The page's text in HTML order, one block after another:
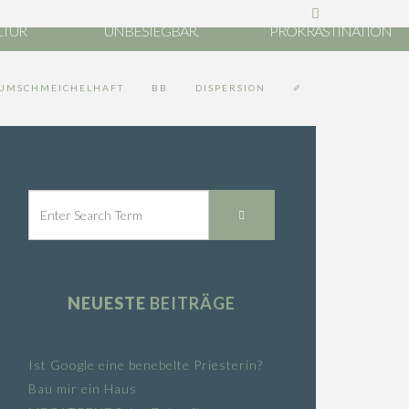
UNBESIEGBAR.
PROKRASTINATION
BB DISPERSION ✐
NEUESTE BEITRÄGE
Ist Google eine benebelte Priesterin?
Bau mir ein Haus